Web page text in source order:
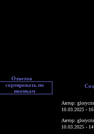
Ответов
Автор:
10.03.2025 -
Автор:
10.03.2025 -